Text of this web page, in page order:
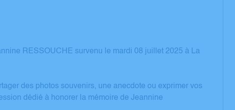
RESSOUCHE survenu le mardi 08 juillet 2025 à La
des photos souvenirs, une anecdote ou exprimer vos
dédié à honorer la mémoire de Jeannine